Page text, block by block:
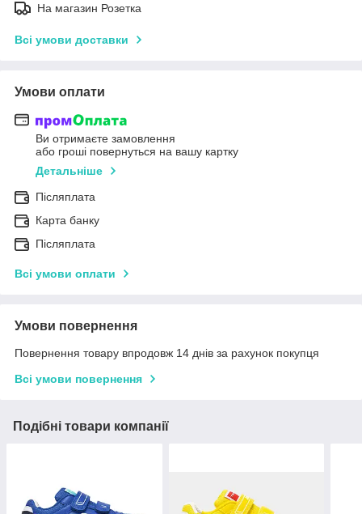
На магазин Розетка
Всі умови доставки
Умови оплати
Ви отримаєте замовлення
або гроші повернуться на вашу картку
Детальніше
Післяплата
Карта банку
Післяплата
Всі умови оплати
Умови повернення
Повернення товару впродовж 14 днів за рахунок покупця
Всі умови повернення
Подібні товари компанії